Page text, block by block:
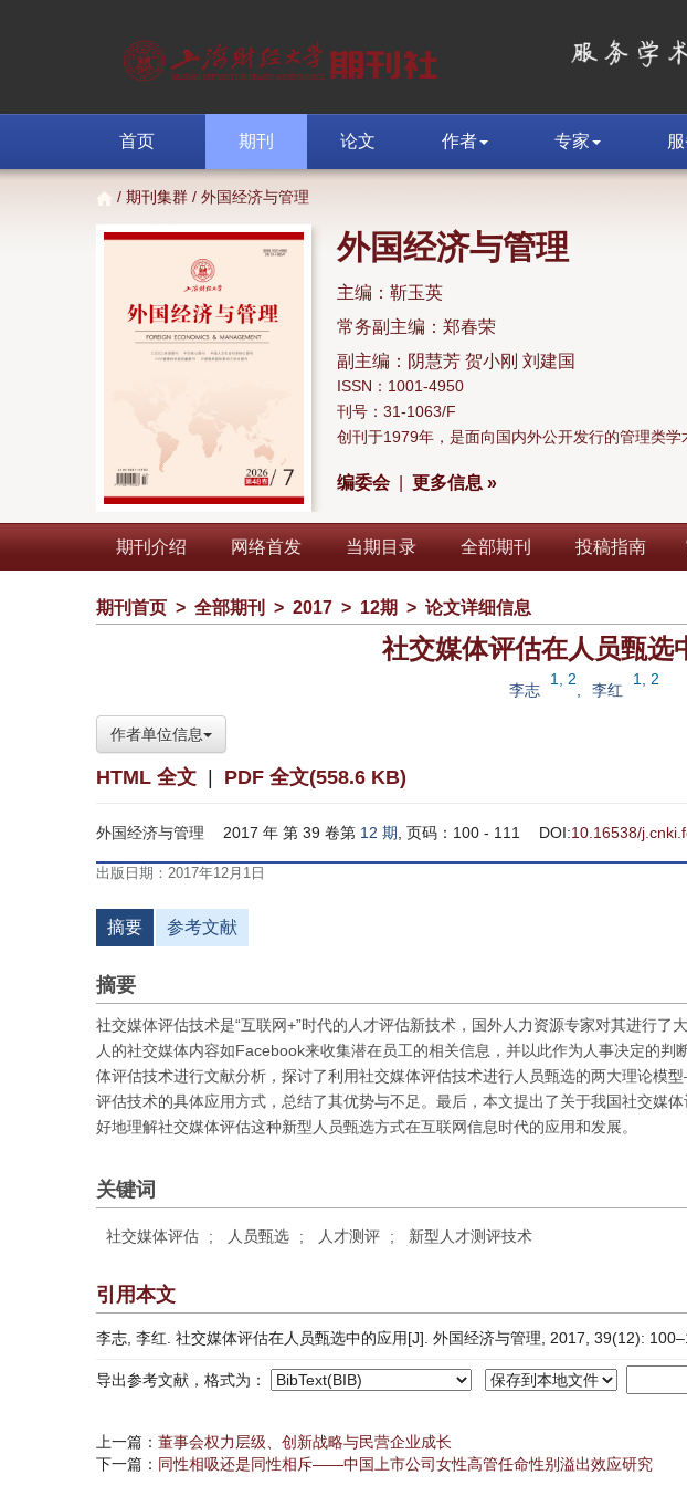
首页 期刊 论文 作者 专家
/ 期刊集群 / 外国经济与管理
外国经济与管理
主编：靳玉英
常务副主编：郑春荣
副主编：阴慧芳 贺小刚 刘建国
ISSN：1001-4950
刊号：31-1063/F
创刊于1979年，是面向国内外公开发行的管理类学
编委会| 更多信息 »
期刊介绍 网络首发 当期目录 全部期刊 投稿指南
期刊首页 > 全部期刊 > 2017 > 12期 > 论文详细信息
社交媒体评估在人员甄选
李志
1, 2
李红
1, 2
作者单位信息
HTML 全文 PDF 全文(558.6 KB)
外国经济与管理 2017 年 第 39 卷第 12 期 , 页码：100 - 111 DOI:10.16538/
出版日期：2017年12月1日
摘要 参考文献
摘要
社交媒体评估技术是“互联网+”时代的人才评估新技术，国外人力资源专家对其进行
人的社交媒体内容如Facebook来收集潜在员工的相关信息，并以此作为人事决定的
体评估技术进行文献分析，探讨了利用社交媒体评估技术进行人员甄选的两大理论
评估技术的具体应用方式，总结了其优势与不足。最后，本文提出了关于我国社交媒
好地理解社交媒体评估这种新型人员甄选方式在互联网信息时代的应用和发展。
关键词
社交媒体评估 ; 人员甄选 ; 人才测评 ; 新型人才测评技术
引用本文
李志, 李红. 社交媒体评估在人员甄选中的应用[J]. 外国经济与管理, 2017, 39(12):
导出参考文献，格式为：
上一篇： 董事会权力层级、创新战略与民营企业成长
下一篇： 同性相吸还是同性相斥——中国上市公司女性高管任命性别溢出效应研究